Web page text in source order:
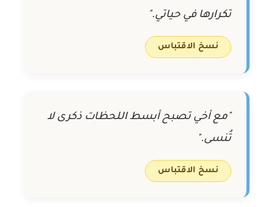
تكرارها في حياتي."
نسخ الاقتباس
"مع أخي تصبح أبسط اللحظات ذكرى لا
تُنسى."
نسخ الاقتباس